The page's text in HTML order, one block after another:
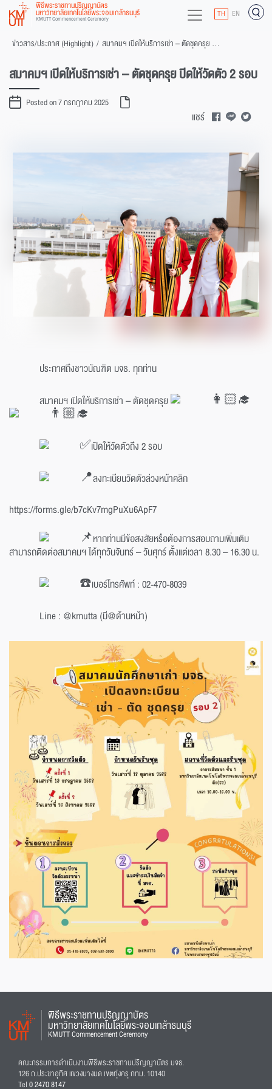
พิธีพระราชทานปริญญาบัตร
มหาวิทยาลัยเทคโนโลยีพระจอมเกล้าธนบุรี
KMUTT Commencement Ceremony TH EN
ข่าวสาร/ประกาศ (Highlight) / สมาคมฯ เปิดให้บริการเช่า – ตัดชุดครุย ปิดให้วัดตัว 2 รอบ
สมาคมฯ เปิดให้บริการเช่า – ตัดชุดครุย ปิดให้วัดตัว 2 รอบ
Posted on 7 กรกฎาคม 2025
แชร์
ประกาศถึงชาวบัณฑิต มจธ. ทุกท่าน
สมาคมฯ เปิดให้บริการเช่า – ตัดชุดครุย
เปิดให้วัดตัวถึง 2 รอบ
ลงทะเบียนวัดตัวล่วงหน้าคลิก
https://forms.gle/b7cKv7mgPuXu6ApF7
หากท่านมีข้อสงสัยหรือต้องการสอบถามเพิ่มเติม
สามารถติดต่อสมาคมฯ ได้ทุกวันจันทร์ – วันศุกร์ ตั้งแต่เวลา 8.30 – 16.30 น.
เบอร์โทรศัพท์ : 02-470-8039
Line : @kmutta (มี@ด้านหน้า)
พิธีพระราชทานปริญญาบัตร
มหาวิทยาลัยเทคโนโลยีพระจอมเกล้าธนบุรี
KMUTT Commencement Ceremony
คณะกรรมการดำเนินงานพิธีพระราชทานปริญญาบัตร มจธ.
126 ถ.ประชาอุทิศ แขวงบางมด เขตทุ่งครุ กทม. 10140
Tel0 2470 8147